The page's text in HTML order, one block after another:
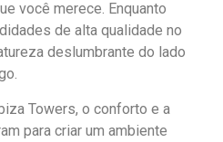
você merece. Enquanto
de alta qualidade no
deslumbrante do lado
Towers, o conforto e a
para criar um ambiente